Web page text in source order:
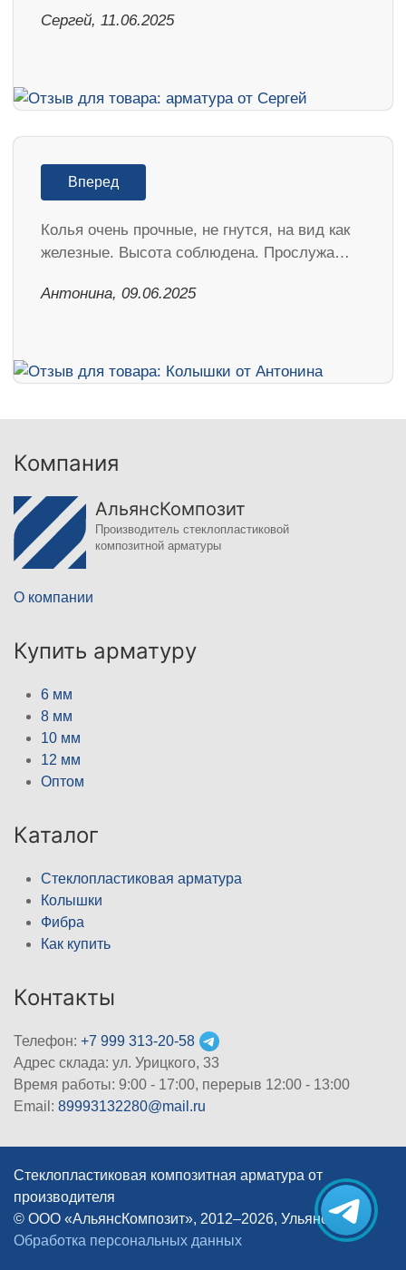
Сергей, 11.06.2025
Вперед
Колья очень прочные, не гнутся, на вид как
железные. Высота соблюдена. Прослужа…
Антонина, 09.06.2025
Компания
АльянсКомпозит
Производитель стеклопластиковой
композитной арматуры
О компании
Купить арматуру
6 мм
8 мм
10 мм
12 мм
Оптом
Каталог
Стеклопластиковая арматура
Колышки
Фибра
Как купить
Контакты
Телефон: +7 999 313-20-58
Адрес склада: ул. Урицкого, 33
Время работы: 9:00 - 17:00, перерыв 12:00 - 13:00
Email: 89993132280@mail.ru
Стеклопластиковая композитная арматура от
производителя
© ООО «АльянсКомпозит», 2012–2026, Ульяновск
Обработка персональных данных